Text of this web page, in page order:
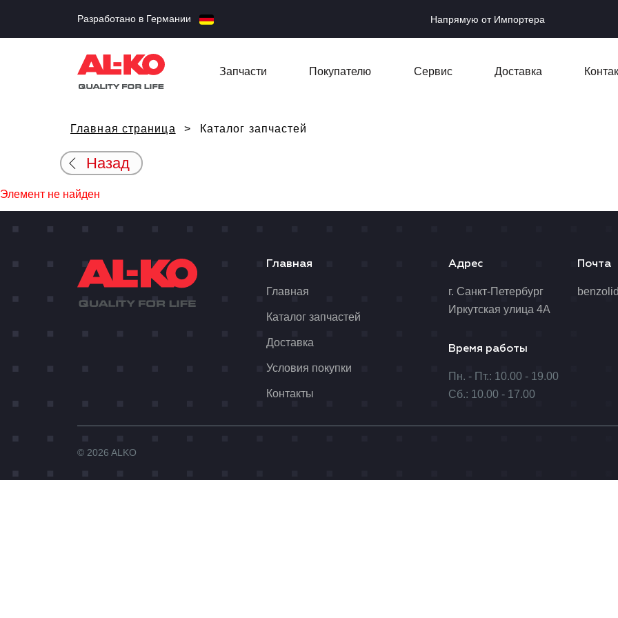
Разработано в Германии Напрямую от Импортера
Запчасти Покупателю Сервис Доставка
Главная страница Каталог запчастей
Назад
Элемент не найден
Главная
Главная
Каталог запчастей
Доставка
Условия покупки
Контакты
Адрес
г. Санкт-Петербург
Иркутская улица 4А
Время работы
Пн. - Пт.: 10.00 - 19.00
Сб.: 10.00 - 17.00
Почта
© 2026 ALKO